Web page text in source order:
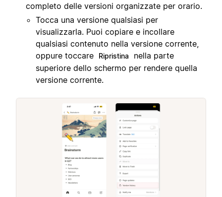
completo delle versioni organizzate per orario.
Tocca una versione qualsiasi per
visualizzarla. Puoi copiare e incollare
qualsiasi contenuto nella versione corrente,
oppure toccare
Ripristina
nella parte
superiore dello schermo per rendere quella
versione corrente.